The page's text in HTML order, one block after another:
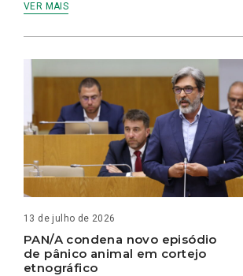
VER MAIS
13 de julho de 2026
PAN/A condena novo episódio
de pânico animal em cortejo
etnográfico